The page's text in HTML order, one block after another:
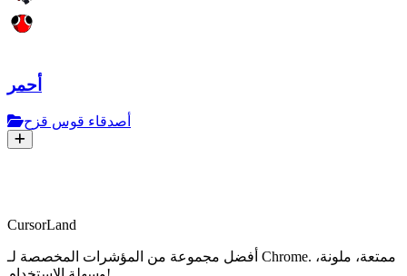
أحمر
أصدقاء قوس قزح
CursorLand
أفضل مجموعة من المؤشرات المخصصة لـ Chrome. ممتعة، ملونة،